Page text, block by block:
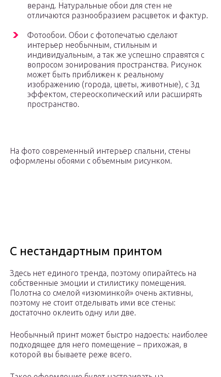
веранд. Натуральные обои для стен не
отличаются разнообразием расцветок и фактур.
Фотообои. Обои с фотопечатью сделают
интерьер необычным, стильным и
индивидуальным, а так же успешно справятся с
вопросом зонирования пространства. Рисунок
может быть приближен к реальному
изображению (города, цветы, животные), с 3д
эффектом, стереоскопический или расширять
пространство.
На фото современный интерьер спальни, стены
оформлены обоями с объемным рисунком.
С нестандартным принтом
Здесь нет единого тренда, поэтому опирайтесь на
собственные эмоции и стилистику помещения.
Полотна со смелой «изюминкой» очень активны,
поэтому не стоит отделывать ими все стены:
достаточно оклеить одну или две.
Необычный принт может быстро надоесть: наиболее
подходящее для него помещение – прихожая, в
которой вы бываете реже всего.